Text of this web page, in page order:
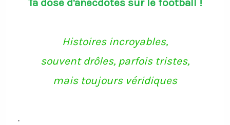
Ta dose d'anecdotes sur le football !
Histoires incroyables,
souvent drôles, parfois tristes,
mais toujours véridiques
.